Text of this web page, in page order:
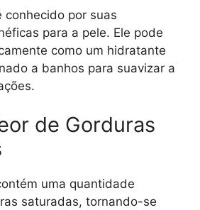
conhecido por suas
para a pele. Ele pode
como um hidratante
a banhos para suavizar a
de Gorduras
uma quantidade
saturadas, tornando-se